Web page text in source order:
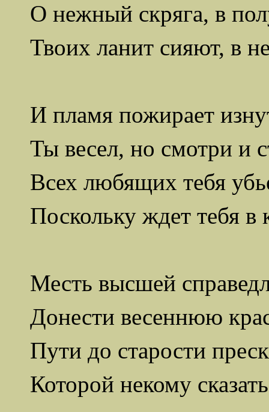
О нежный скряга, в
Твоих ланит сияют, в
И пламя пожирает
Ты весел, но смотри и
Всех любящих тебя
Поскольку ждет тебя в
Месть высшей
Донести весеннюю
Пути до старости
Которой некому